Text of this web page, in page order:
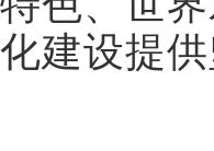
化建设提供